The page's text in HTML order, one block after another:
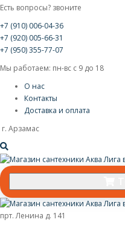
Есть вопросы? звоните
+7 (910) 006-04-36
+7 (920) 005-66-31
+7 (950) 355-77-07
Мы работаем: пн-вс с 9 до 18
О нас
Контакты
Доставка и оплата
г. Арзамас
прт. Ленина д. 141